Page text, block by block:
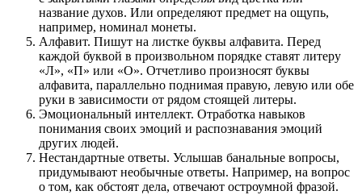
название духов. Или определяют предмет на ощупь,
например, номинал монеты.
Алфавит. Пишут на листке буквы алфавита. Перед
каждой буквой в произвольном порядке ставят литеру
«Л», «П» или «О». Отчетливо произносят буквы
алфавита, параллельно поднимая правую, левую или обе
руки в зависимости от рядом стоящей литеры.
Эмоциональный интеллект. Отработка навыков
понимания своих эмоций и распознавания эмоций
других людей.
Нестандартные ответы. Услышав банальные вопросы,
придумывают необычные ответы. Например, на вопрос
о том, как обстоят дела, отвечают остроумной фразой.